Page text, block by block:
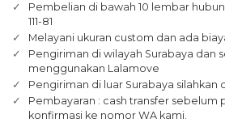
Pembelian di bawah 10 lembar
111-81
Melayani ukuran custom dan ada
Pengiriman di wilayah Surabaya dan
menggunakan Lalamove
Pengiriman di luar Surabaya silahkan
Pembayaran : cash transfer sebelum
konfirmasi ke nomor WA kami.